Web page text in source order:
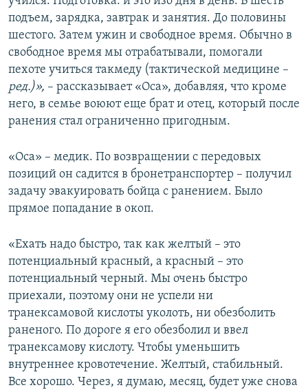
подъем, зарядка, завтрак и занятия. До половины
шестого. Затем ужин и свободное время. Обычно в
свободное время мы отрабатывали, помогали
пехоте учиться такмеду (тактической медицине –
ред.)», – рассказывает «Оса», добавляя, что кроме
него, в семье воюют еще брат и отец, который после
ранения стал ограниченно пригодным.
«Оса» – медик. По возвращении с передовых
позиций он садится в бронетранспортер – получил
задачу эвакуировать бойца с ранением. Было
прямое попадание в окоп.
«Ехать надо быстро, так как желтый – это
потенциальный красный, а красный – это
потенциальный черный. Мы очень быстро
приехали, поэтому они не успели ни
транексамовой кислоты уколоть, ни обезболить
раненого. По дороге я его обезболил и ввел
транексамову кислоту. Чтобы уменьшить
внутреннее кровотечение. Желтый, стабильный.
Все хорошо. Через, я думаю, месяц, будет уже снова